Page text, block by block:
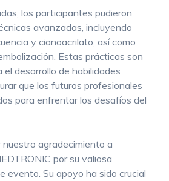
los participantes pudieron
avanzadas, incluyendo
y cianoacrilato, así como
Estas prácticas son
desarrollo de habilidades
que los futuros profesionales
para enfrentar los desafíos del
agradecimiento a
por su valiosa
evento. Su apoyo ha sido crucial